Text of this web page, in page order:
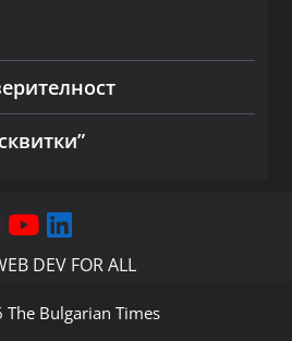
DEV FOR ALL
The Bulgarian Times